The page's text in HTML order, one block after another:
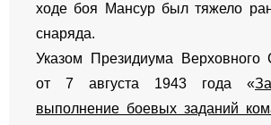
ходе боя Мансур был тяжело
снаряда.
Указом Президиума
от 7 августа 1943 года «
выполнение боевых заданий